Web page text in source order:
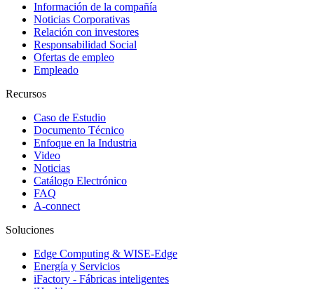
Información de la compañía
Noticias Corporativas
Relación con investores
Responsabilidad Social
Ofertas de empleo
Empleado
Recursos
Caso de Estudio
Documento Técnico
Enfoque en la Industria
Video
Noticias
Catálogo Electrónico
FAQ
A-connect
Soluciones
Edge Computing & WISE-Edge
Energía y Servicios
iFactory - Fábricas inteligentes